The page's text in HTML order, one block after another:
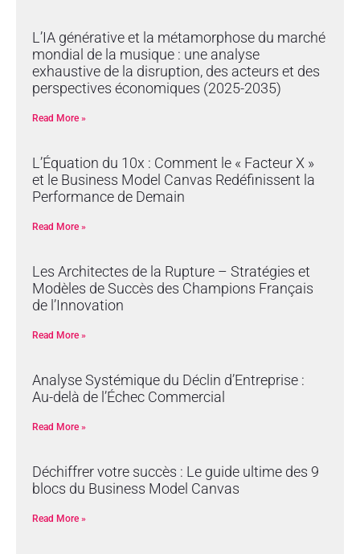
L’IA générative et la métamorphose du marché
mondial de la musique : une analyse
exhaustive de la disruption, des acteurs et des
perspectives économiques (2025-2035)
Read More »
L’Équation du 10x : Comment le « Facteur X »
et le Business Model Canvas Redéfinissent la
Performance de Demain
Read More »
Les Architectes de la Rupture – Stratégies et
Modèles de Succès des Champions Français
de l’Innovation
Read More »
Analyse Systémique du Déclin d’Entreprise :
Au-delà de l’Échec Commercial
Read More »
Déchiffrer votre succès : Le guide ultime des 9
blocs du Business Model Canvas
Read More »